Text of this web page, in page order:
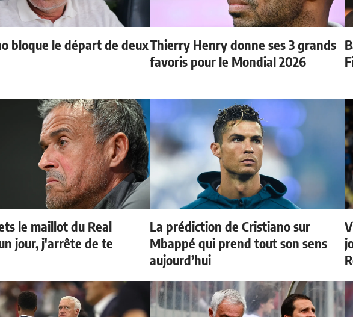
bloque le départ de deuxThierry Henry donne ses 3 grands
favoris pour le Mondial 2026
le maillot du Real
jour, j'arrête de te
La prédiction de Cristiano sur
Mbappé qui prend tout son sens
aujourd’hui